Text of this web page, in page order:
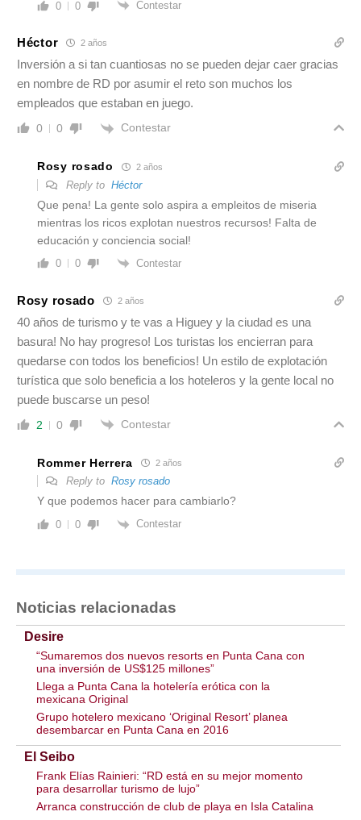
0 0 Contestar
Héctor 2 años
Inversión a si tan cuantiosas no se pueden dejar caer gracias
en nombre de RD por asumir el reto son muchos los
empleados que estaban en juego.
0 0 Contestar
Rosy rosado 2 años
Reply to Héctor
Que pena! La gente solo aspira a empleitos de miseria
mientras los ricos explotan nuestros recursos! Falta de
educación y conciencia social!
0 0 Contestar
Rosy rosado 2 años
40 años de turismo y te vas a Higuey y la ciudad es una
basura! No hay progreso! Los turistas los encierran para
quedarse con todos los beneficios! Un estilo de explotación
turística que solo beneficia a los hoteleros y la gente local no
puede buscarse un peso!
2 0 Contestar
Rommer Herrera 2 años
Reply to Rosy rosado
Y que podemos hacer para cambiarlo?
0 0 Contestar
Noticias relacionadas
Desire
“Sumaremos dos nuevos resorts en Punta Cana con
una inversión de US$125 millones”
Llega a Punta Cana la hotelería erótica con la
mexicana Original
Grupo hotelero mexicano ‘Original Resort’ planea
desembarcar en Punta Cana en 2016
El Seibo
Frank Elías Rainieri: “RD está en su mejor momento
para desarrollar turismo de lujo”
Arranca construcción de club de playa en Isla Catalina